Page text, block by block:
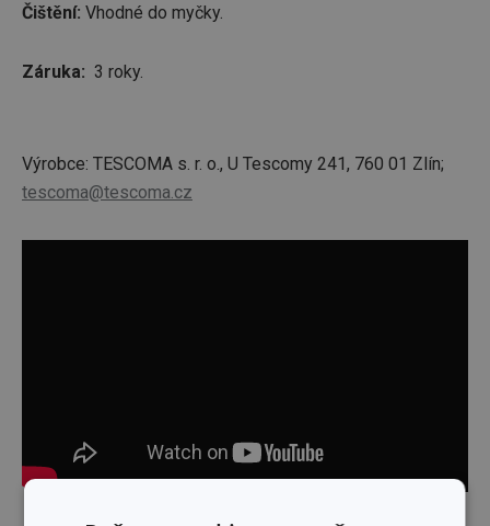
Čištění: Vhodné do myčky.
Záruka: 3 roky.
Výrobce: TESCOMA s. r. o., U Tescomy 241, 760 01 Zlín;
tescoma@tescoma.cz